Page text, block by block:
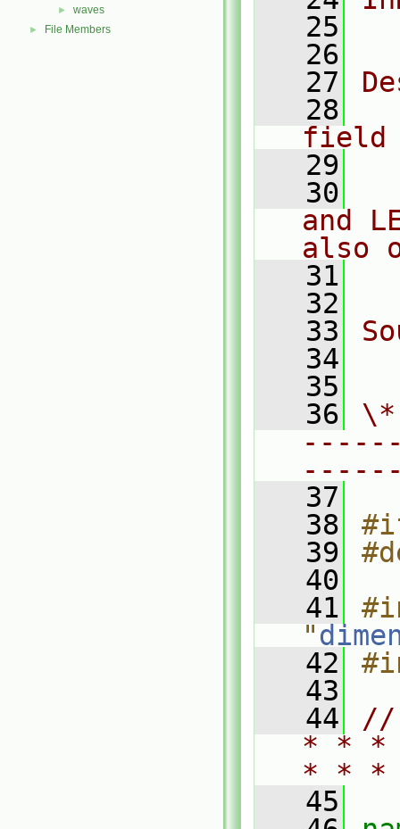
► waves
► File Members
   25
   26
   27
   28
field
   29
   30
and
also
   31
   32
   33
   34
   35
   36
   37
   38
   39
   40
   41
"
   42
   43
   44
//
* * *
* *
   45